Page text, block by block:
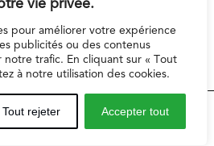
pour améliorer votre expérience
publicités ou des contenus
notre trafic. En cliquant sur « Tout
à notre utilisation des cookies.
Tout rejeter Accepter tout
de la Culture et la Ville de Paris.
Ile-de-France pour l’EPAT
de protection des données personnelles